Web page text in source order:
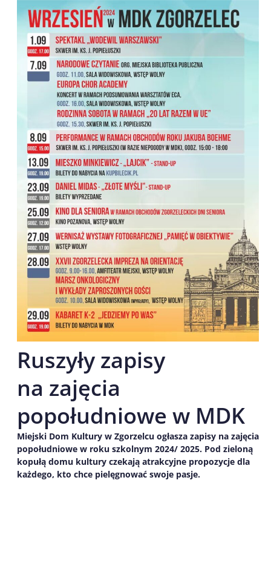
Ruszyły zapisy
na zajęcia
popołudniowe w MDK
Miejski Dom Kultury w Zgorzelcu ogłasza zapisy na zajęcia
popołudniowe w roku szkolnym 2024/ 2025. Pod zieloną
kopułą domu kultury czekają atrakcyjne propozycje dla
każdego, kto chce pielęgnować swoje pasje.